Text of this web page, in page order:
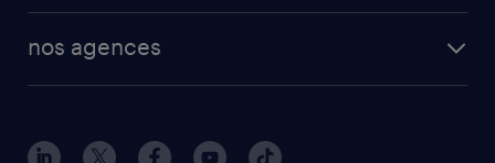
manutentionnaire
solutions opérationnelles
contact entreprise
nos agences
nos agences par ville